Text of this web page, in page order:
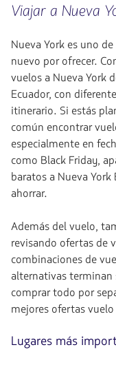
Viajar a Nueva
Nueva York es uno
nuevo por ofrecer.
vuelos a Nueva York
Ecuador, con
itinerario. Si estás
común encontrar
especialmente en
como Black Friday,
baratos a Nueva York
ahorrar.
Además del vuelo,
revisando ofertas de
combinaciones de
alternativas
comprar todo por
mejores ofertas
Lugares más